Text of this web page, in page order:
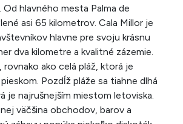
Od hlavného mesta Palma de
asi 65 kilometrov. Cala Millor je
hlavne pre svoju krásnu
dva kilometre a kvalitné zázemie.
ako celá pláž, ktorá je
Pozdĺž pláže sa tiahne dlhá
je najrušnejším miestom letoviska.
väčšina obchodov, barov a